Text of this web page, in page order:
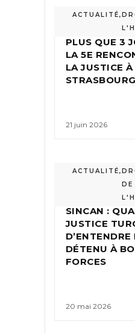
ACTUALITÉ,
PLUS QUE 3
LA 5E
LA JUSTICE À
STRASBOURG
21 juin 2026
ACTUALITÉ,
DE
LENTE
SINCAN :
JUSTICE
D’ENTENDRE
DÉTENU À
FORCES
20 mai 2026